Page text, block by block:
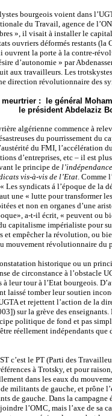
bourgeois voient dans
du Travail, agence de
», il visait à installer le
ouvriers déformés restants
ouvrent la porte à la contre-
d’autonomie » par
aux travailleurs. Les
direction révolutionnaire des
: le général
le président Abdelaziz
algérienne commence à
du pourrissement du
du FMI, l’accélération
d’entreprises, etc – il est
le principe de
vis-à-vis de l’Etat. Comme
Les syndicats á l’époque de la
une « lutte pour transformer
et non en organes d’une
a-t-il écrit, « peuvent ou
capitalisme impérialiste pour
et empêcher la révolution, ou
mouvement révolutionnaire du
historique ou un
de circonstance à l’obstacle
à leur tour à l’Etat bourgeois.
laissé tomber leur soutien
et rejettent l’action de la
sur la grève des
politique de fond et pas
réellement indépendants
c’est le PT (Parti des
à Trotsky, et pour
dans les eaux du
militants de gauche, et prône
de gauche. Dans la
l’OMC, mais l’axe de sa